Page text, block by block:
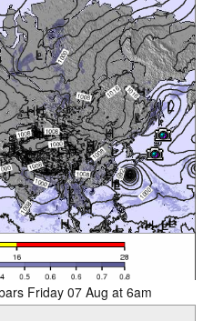
Friday 07 Aug at 6am